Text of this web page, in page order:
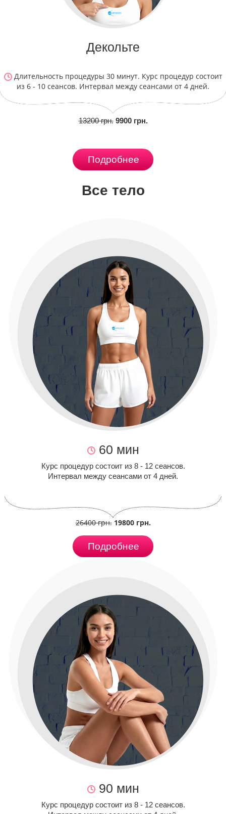
Декольте
Длительность процедуры 30 минут. Курс процедур состоит
из 6 - 10 сеансов. Интервал между сеансами от 4 дней.
13200 грн. 9900 грн.
Подробнее
Все тело
60 мин
Курс процедур состоит из 8 - 12 сеансов.
Интервал между сеансами от 4 дней.
26400 грн. 19800 грн.
Подробнее
90 мин
Курс процедур состоит из 8 - 12 сеансов.